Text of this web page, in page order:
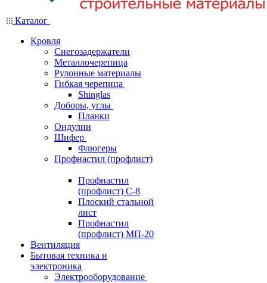
Каталог
Кровля
Снегозадержатели
Металлочерепица
Рулонные материалы
Гибкая черепица
Shinglas
Доборы, углы
Планки
Ондулин
Шифер
Флюгеры
Профнастил (профлист)
Профнастил
(профлист) С-8
Плоский стальной
лист
Профнастил
(профлист) МП-20
Вентиляция
Бытовая техника и
электроника
Электрооборудование